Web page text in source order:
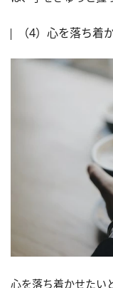
（4）心を落ち着
心を落ち着かせたい